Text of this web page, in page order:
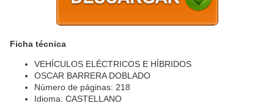
Ficha técnica
VEHÍCULOS ELÉCTRICOS E HÍBRIDOS
OSCAR BARRERA DOBLADO
Número de páginas: 218
Idioma: CASTELLANO